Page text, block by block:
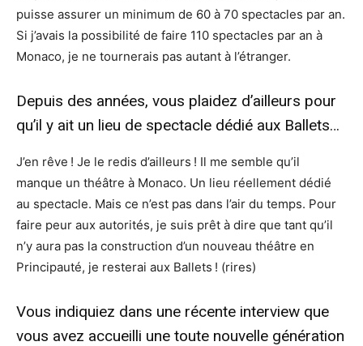
puisse assurer un minimum de 60 à 70 spectacles par an.
Si j’avais la possibilité de faire 110 spectacles par an à
Monaco, je ne tournerais pas autant à l’étranger.
Depuis des années, vous plaidez d’ailleurs pour
qu’il y ait un lieu de spectacle dédié aux Ballets…
J’en rêve ! Je le redis d’ailleurs ! Il me semble qu’il
manque un théâtre à Monaco. Un lieu réellement dédié
au spectacle. Mais ce n’est pas dans l’air du temps. Pour
faire peur aux autorités, je suis prêt à dire que tant qu’il
n’y aura pas la construction d’un nouveau théâtre en
Principauté, je resterai aux Ballets ! (rires)
Vous indiquiez dans une récente interview que
vous avez accueilli une toute nouvelle génération